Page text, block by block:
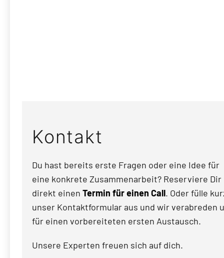
Kontakt
Du hast bereits erste Fragen oder eine Idee für
eine konkrete Zusammenarbeit? Reserviere Dir
direkt einen Termin für einen Call. Oder fülle
unser Kontaktformular aus und wir verabreden
für einen vorbereiteten ersten Austausch.
Unsere Experten freuen sich auf dich.